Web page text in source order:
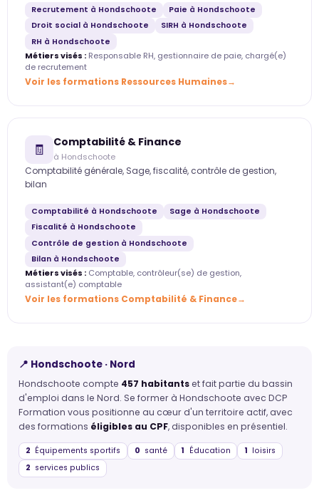
Recrutement à Hondschoote
Paie à Hondschoote
Droit social à Hondschoote
SIRH à Hondschoote
RH à Hondschoote
Métiers visés : Responsable RH, gestionnaire de paie, chargé(e)
de recrutement
Voir les formations Ressources Humaines
🧾 Comptabilité & Finance
à Hondschoote
Comptabilité générale, Sage, fiscalité, contrôle de gestion,
bilan
Comptabilité à Hondschoote
Sage à Hondschoote
Fiscalité à Hondschoote
Contrôle de gestion à Hondschoote
Bilan à Hondschoote
Métiers visés : Comptable, contrôleur(se) de gestion,
assistant(e) comptable
Voir les formations Comptabilité & Finance
📍 Hondschoote · Nord
Hondschoote compte 457 habitantset fait partie du bassin
d'emploi dans le Nord. Se former à Hondschoote avec DCP
Formation vous positionne au cœur d'un territoire actif, avec
des formations éligibles au CPF, disponibles en présentiel.
2 Équipements sportifs 0 santé 1 Éducation 1 loisirs
2 services publics